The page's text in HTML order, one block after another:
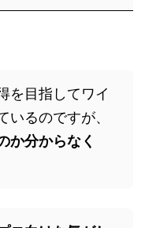
を目指してワイ
いるのですが、
か分からなく